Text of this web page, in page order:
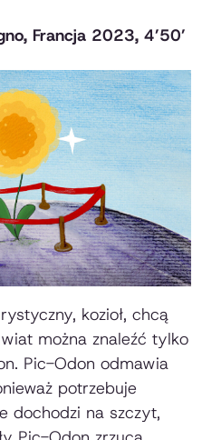
Francja 2023, 4’50’
kozioł, chcą
można znaleźć tylko
Pic-Odon odmawia
potrzebuje
dochodzi na szczyt,